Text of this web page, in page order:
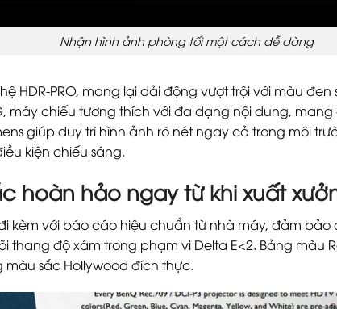
Nhận hình ảnh phòng tối một cách dễ dàng
HDR-PRO, mang lại dải động vượt trội với màu
máy chiếu tương thích với đa dạng nội dung,
giúp duy trì hình ảnh rõ nét ngay cả trong môi
kiện chiếu sáng.
hoàn hảo ngay từ khi xuất
kèm với báo cáo hiệu chuẩn từ nhà máy, đảm
thang độ xám trong phạm vi Delta E<2. Bảng màu
sắc Hollywood đích thực.